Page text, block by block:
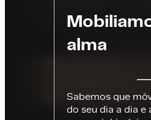
alma
Sabemos que
do seu dia a dia e